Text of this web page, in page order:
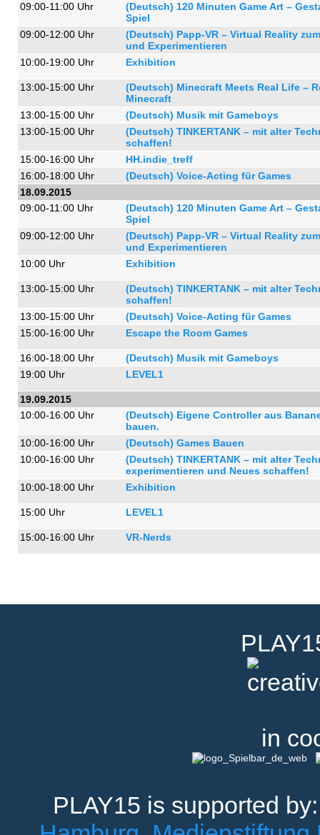
09:00-11:00 Uhr
(Deutsch) 120 Minuten Game Art –
Spiel
09:00-12:00 Uhr
(Deutsch) Papp-VR – Virtual Reality
und Experimentieren
10:00-19:00 Uhr
Exhibition
13:00-15:00 Uhr
(Deutsch) Minecraft Meets Real Life –
Minecraft
13:00-15:00 Uhr
(Deutsch) Musik mit Gameboys
13:00-15:00 Uhr
(Deutsch) TINKERTANK – mit alter
schaffen!
15:00-16:00 Uhr
HH.indie_treff
16:00-18:00 Uhr
(Deutsch) Voice-Acting für Games
18.09.2015
09:00-11:00 Uhr
(Deutsch) 120 Minuten Game Art –
Spiel
09:00-12:00 Uhr
(Deutsch) Papp-VR – Virtual Reality
und Experimentieren
10:00 Uhr
Exhibition
13:00-15:00 Uhr
(Deutsch) TINKERTANK – mit alter
schaffen!
13:00-15:00 Uhr
(Deutsch) Voice-Acting für Games
15:00-16:00 Uhr
Escape the Room Games
16:00-18:00 Uhr
(Deutsch) Musik mit Gameboys
19:00 Uhr
LEVEL1
19.09.2015
10:00-16:00 Uhr
(Deutsch) Eigene Controller aus
bauen.
10:00-16:00 Uhr
(Deutsch) Games Bauen
10:00-16:00 Uhr
(Deutsch) TINKERTANK – mit alter
experimentieren und Neues schaffen!
10:00-18:00 Uhr
Exhibition
15:00 Uhr LEVEL1
15:00-16:00 Uhr VR-Nerds
in
PLAY15 is supported